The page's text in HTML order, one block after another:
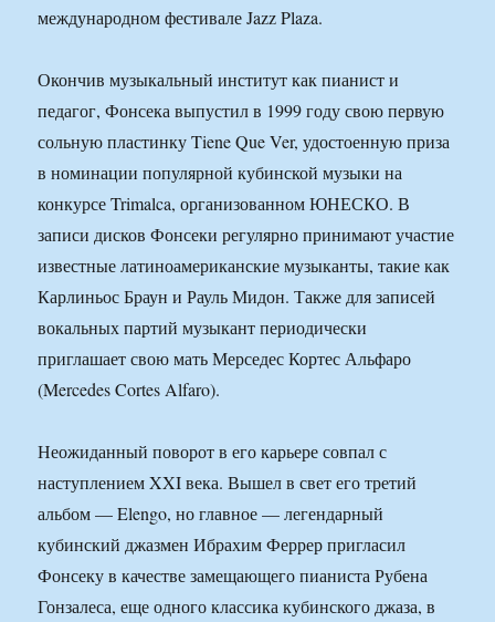
международном фестивале Jazz Plaza.
Окончив музыкальный институт как пианист и
педагог, Фонсека выпустил в 1999 году свою первую
сольную пластинку Tiene Que Ver, удостоенную приза
в номинации популярной кубинской музыки на
конкурсе Trimalca, организованном ЮНЕСКО. В
записи дисков Фонсеки регулярно принимают участие
известные латиноамериканские музыканты, такие как
Карлиньос Браун и Рауль Мидон. Также для записей
вокальных партий музыкант периодически
приглашает свою мать Мерседес Кортес Альфаро
(Mercedes Cortes Alfaro).
Неожиданный поворот в его карьере совпал с
наступлением XXI века. Вышел в свет его третий
альбом — Elengo, но главное — легендарный
кубинский джазмен Ибрахим Феррер пригласил
Фонсеку в качестве замещающего пианиста Рубена
Гонзалеса, еще одного классика кубинского джаза, в